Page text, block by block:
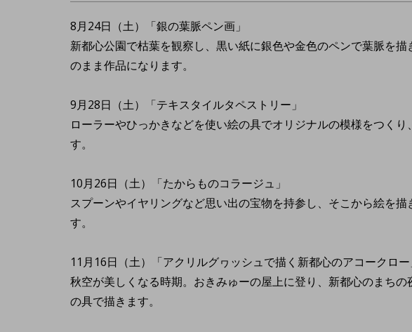
8月24日（土）「銀の葉脈ペン画」
新都心公園で枯葉を観察し、黒い紙に銀色や金色のペンで葉脈を
のまま作品になります。
9月28日（土）「テキスタイルタペストリー」
ローラーやひっかきなどを使い絵の具でオリジナルの模様をつく
す。
10月26日（土）「たからものコラージュ」
スプーンやイヤリングなど思い出の宝物を持参し、そこから絵を
す。
11月16日（土）「アクリルグヮッシュで描く新都心のアコークロー
秋空が美しくなる時期。おきみゅーの屋上に登り、新都心のまち
の具で描きます。